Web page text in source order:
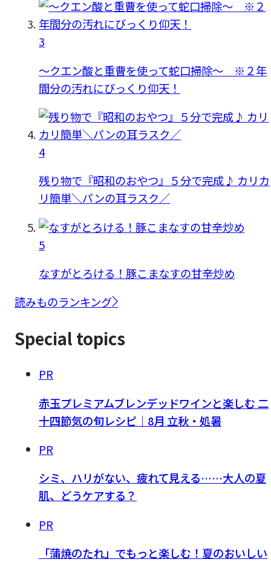
3
〜クエン酸と重曹を使って蛇口掃除〜 ※２年
間分の汚れにびっくり仰天！
4
残り物で『昭和のおやつ』５分で完成♪ カリカ
リ簡単＼パンの耳ラスク／
5
なすがとろける！豚こまなすの甘辛炒め
読みものランキング
Special topics
PR
赤玉プレミアムブレンデッドワインと楽しむ 二
十四節気の旬レシピ｜8月 立秋・処暑
PR
シミ、ハリがない、疲れて見える……大人の夏
肌、どうケアする？
PR
「蒲焼のたれ」でもっと楽しむ！夏のおいしい